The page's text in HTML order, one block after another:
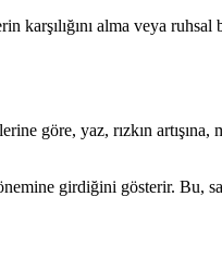
karşılığını alma veya
göre, yaz, rızkın artışına,
girdiğini gösterir. Bu,